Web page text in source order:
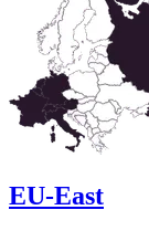
EU-East